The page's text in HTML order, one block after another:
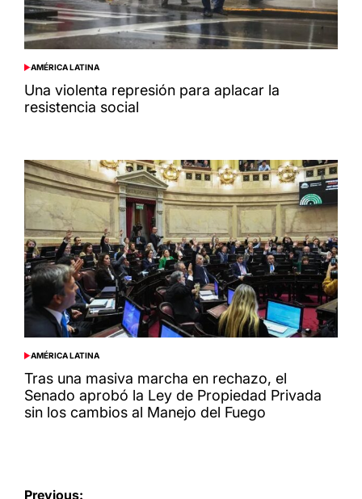
POSTED
IN
AMÉRICA LATINA
Una violenta represión para aplacar la
resistencia social
POSTED
IN
AMÉRICA LATINA
Tras una masiva marcha en rechazo, el
Senado aprobó la Ley de Propiedad Privada
sin los cambios al Manejo del Fuego
Previous: